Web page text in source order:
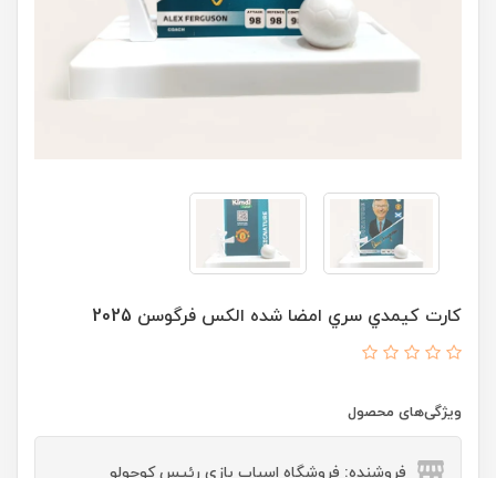
کارت کيمدي سري امضا شده الکس فرگوسن 2025
ویژگی‌های محصول
فروشنده: فروشگاه اسباب بازی رئیس کوچولو